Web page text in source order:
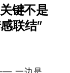
键不是
联结”